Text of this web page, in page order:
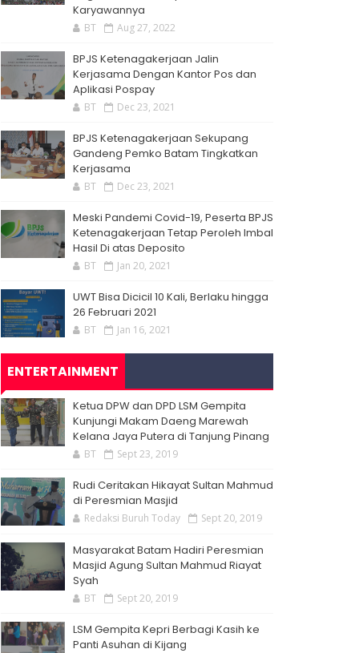
Karyawannya
BT Aug 27, 2022
BPJS Ketenagakerjaan Jalin
Kerjasama Dengan Kantor Pos dan
Aplikasi Pospay
BT Dec 23, 2021
BPJS Ketenagakerjaan Sekupang
Gandeng Pemko Batam Tingkatkan
Kerjasama
BT Dec 23, 2021
Meski Pandemi Covid-19, Peserta BPJS
Ketenagakerjaan Tetap Peroleh Imbal
Hasil Di atas Deposito
BT Jan 20, 2021
UWT Bisa Dicicil 10 Kali, Berlaku hingga
26 Februari 2021
BT Jan 16, 2021
ENTERTAINMENT
Ketua DPW dan DPD LSM Gempita
Kunjungi Makam Daeng Marewah
Kelana Jaya Putera di Tanjung Pinang
BT Sept 23, 2019
Rudi Ceritakan Hikayat Sultan Mahmud
di Peresmian Masjid
Redaksi Buruh Today Sept 20, 2019
Masyarakat Batam Hadiri Peresmian
Masjid Agung Sultan Mahmud Riayat
Syah
BT Sept 20, 2019
LSM Gempita Kepri Berbagi Kasih ke
Panti Asuhan di Kijang